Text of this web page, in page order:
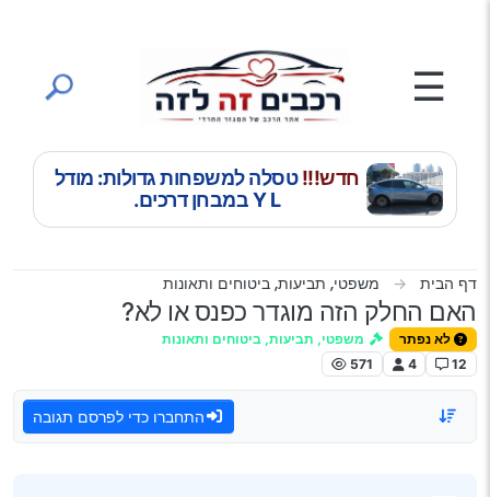
☰
חדש!!!טסלה למשפחות גדולות: מודל
Y L במבחן דרכים.
דף הבית משפטי, תביעות, ביטוחים ותאונות
האם החלק הזה מוגדר כפנס או לא?
לא נפתר
משפטי, תביעות, ביטוחים ותאונות
12
4
571
התחברו כדי לפרסם תגובה